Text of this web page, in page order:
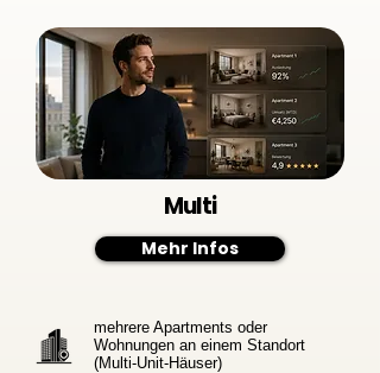
Multi
Mehr Infos
​mehrere Apartments oder
Wohnungen an einem Standort
(Multi-Unit-Häuser)